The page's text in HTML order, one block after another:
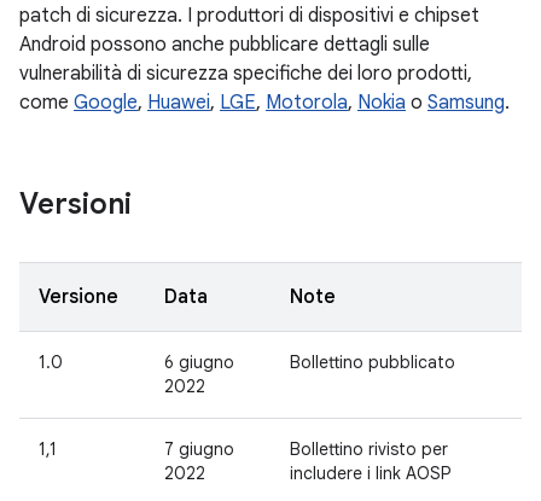
patch di sicurezza. I produttori di dispositivi e chipset
Android possono anche pubblicare dettagli sulle
vulnerabilità di sicurezza specifiche dei loro prodotti,
come Google, Huawei, LGE, Motorola, Nokia o Samsung.
Versioni
Versione Data Note
1.0
6 giugno
2022
Bollettino pubblicato
1,1
7 giugno
2022
Bollettino rivisto per
includere i link AOSP